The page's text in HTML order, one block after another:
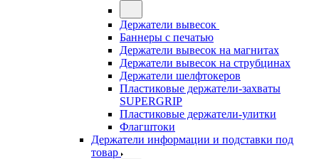
Держатели вывесок
Баннеры с печатью
Держатели вывесок на магнитах
Держатели вывесок на струбцинах
Держатели шелфтокеров
Пластиковые держатели-захваты
SUPERGRIP
Пластиковые держатели-улитки
Флагштоки
Держатели информации и подставки под
товар